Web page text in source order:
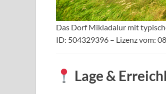
Das Dorf Mikladalur mit
ID: 504329396 – Lizenz vom:
Lage &